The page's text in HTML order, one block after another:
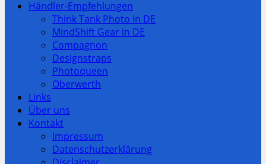
Händler-Empfehlungen
Think Tank Photo in DE
MindShift Gear in DE
Compagnon
Designstraps
Photoqueen
Oberwerth
Links
Über uns
Kontakt
Impressum
Datenschutzerklärung